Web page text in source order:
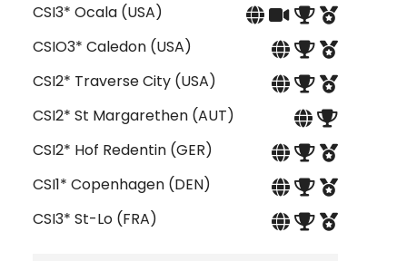
CSI3* Ocala (USA)
CSIO3* Caledon (USA)
CSI2* Traverse City (USA)
CSI2* St Margarethen (AUT)
CSI2* Hof Redentin (GER)
CSI1* Copenhagen (DEN)
CSI3* St-Lo (FRA)